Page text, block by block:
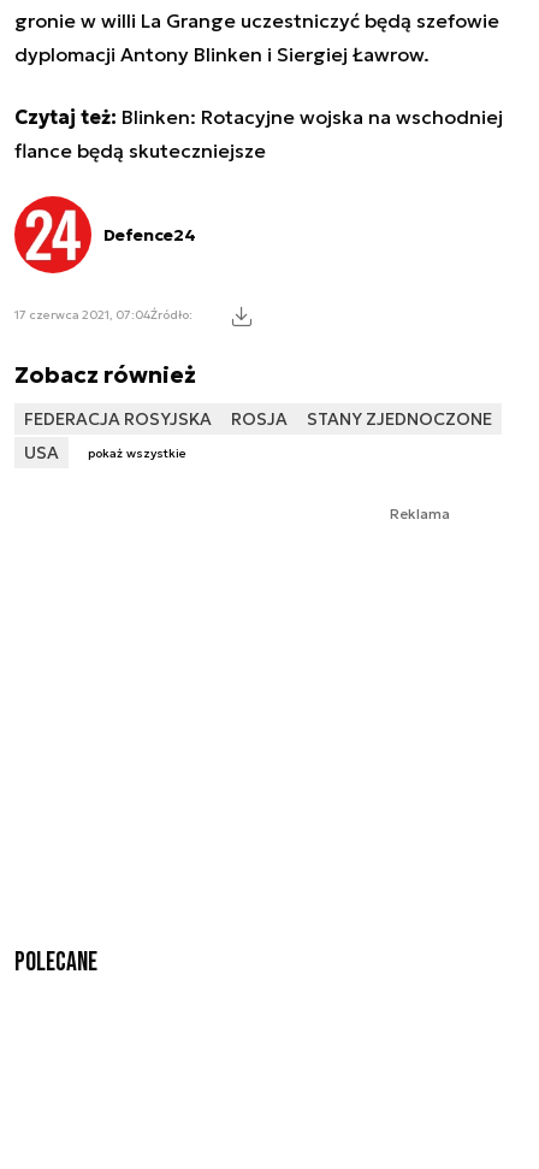
gronie w willi La Grange uczestniczyć będą szefowie
dyplomacji Antony Blinken i Siergiej Ławrow.
Czytaj też: Blinken: Rotacyjne wojska na wschodniej
flance będą skuteczniejsze
Defence24
17 czerwca 2021, 07:04Źródło:
Zobacz również
FEDERACJA ROSYJSKA ROSJA
STANY ZJEDNOCZONE
USA
pokaż wszystkie
Reklama
Polecane